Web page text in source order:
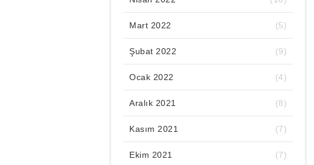
Mart 2022 (5)
Şubat 2022 (9)
Ocak 2022 (4)
Aralık 2021 (8)
Kasım 2021 (7)
Ekim 2021 (7)